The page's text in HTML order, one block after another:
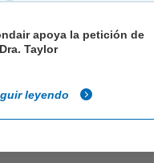
apoya la petición de
Taylor
leyendo